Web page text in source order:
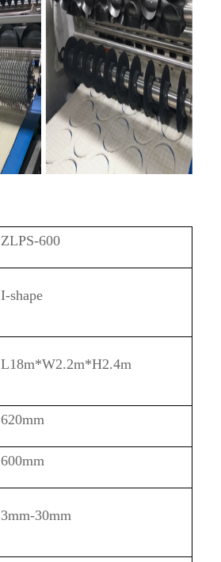
ZLPS-600
I-shape
L18m*W2.2m*H2.4m
620mm
600mm
3mm-30mm